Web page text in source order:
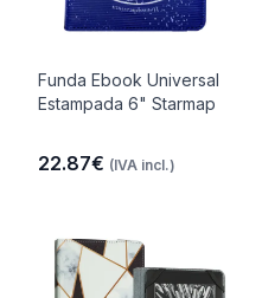
Funda Ebook Universal
Estampada 6" Starmap
22.87€ (IVA incl.)